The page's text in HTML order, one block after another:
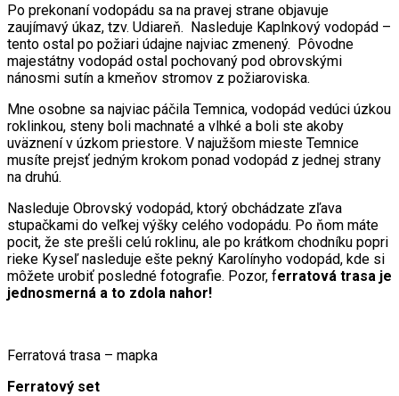
Po prekonaní vodopádu sa na pravej strane objavuje
zaujímavý úkaz, tzv. Udiareň. Nasleduje Kaplnkový vodopád –
tento ostal po požiari údajne najviac zmenený. Pôvodne
majestátny vodopád ostal pochovaný pod obrovskými
nánosmi sutín a kmeňov stromov z požiaroviska.
Mne osobne sa najviac páčila Temnica, vodopád vedúci úzkou
roklinkou, steny boli machnaté a vlhké a boli ste akoby
uväznení v úzkom priestore. V najužšom mieste Temnice
musíte prejsť jedným krokom ponad vodopád z jednej strany
na druhú.
Nasleduje Obrovský vodopád, ktorý obchádzate zľava
stupačkami do veľkej výšky celého vodopádu. Po ňom máte
pocit, že ste prešli celú roklinu, ale po krátkom chodníku popri
rieke Kyseľ nasleduje ešte pekný Karolínyho vodopád, kde si
môžete urobiť posledné fotografie. Pozor, ferratová trasa je
jednosmerná a to zdola nahor!
Ferratová trasa – mapka
Ferratový set